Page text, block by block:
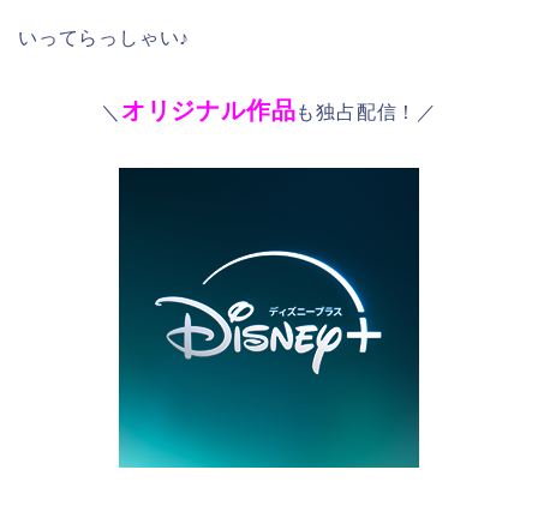
いってらっしゃい♪
＼ オリジナル作品も独占配信！／